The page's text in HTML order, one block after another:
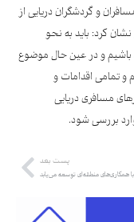
و گردشگران دریایی از
کرد: باید به نحو
باشیم و در عین حال موضوع
و تمامی اقدامات و
مسافری دریایی
بررسی شود.
پست بعد
همکاری‌های منطقه‌ای توسعه می‌یابد